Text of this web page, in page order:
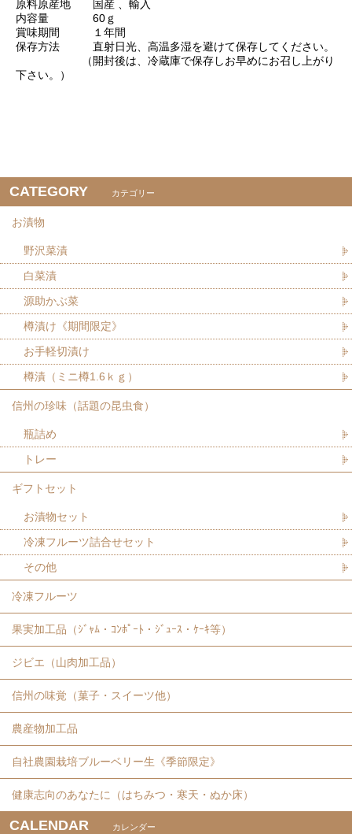
原料原産地 国産 、輸入
内容量 60ｇ
賞味期間 １年間
保存方法 直射日光、高温多湿を避けて保存してください。
（開封後は、冷蔵庫で保存しお早めにお召し上がり
下さい。）
CATEGORY カテゴリー
お漬物
野沢菜漬
白菜漬
源助かぶ菜
樽漬け《期間限定》
お手軽切漬け
樽漬（ミニ樽1.6ｋｇ）
信州の珍味（話題の昆虫食）
瓶詰め
トレー
ギフトセット
お漬物セット
冷凍フルーツ詰合せセット
その他
冷凍フルーツ
果実加工品（ｼﾞｬﾑ・ｺﾝﾎﾟｰﾄ・ｼﾞｭｰｽ・ｹｰｷ等）
ジビエ（山肉加工品）
信州の味覚（菓子・スイーツ他）
農産物加工品
自社農園栽培ブルーベリー生《季節限定》
健康志向のあなたに（はちみつ・寒天・ぬか床）
CALENDAR カレンダー